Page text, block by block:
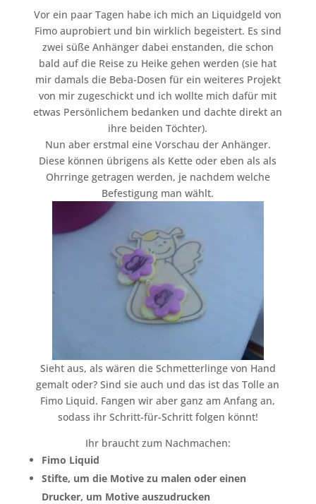
Vor ein paar Tagen habe ich mich an Liquidgeld von
Fimo auprobiert und bin wirklich begeistert. Es sind
zwei süße Anhänger dabei enstanden, die schon
bald auf die Reise zu Heike gehen werden (sie hat
mir damals die Beba-Dosen für ein weiteres Projekt
von mir zugeschickt und ich wollte mich dafür mit
etwas Persönlichem bedanken und dachte direkt an
ihre beiden Töchter).
Nun aber erstmal eine Vorschau der Anhänger.
Diese können übrigens als Kette oder eben als als
Ohrringe getragen werden, je nachdem welche
Befestigung man wählt.
Sieht aus, als wären die Schmetterlinge von Hand
gemalt oder? Sind sie auch und das ist das Tolle an
Fimo Liquid. Fangen wir aber ganz am Anfang an,
sodass ihr Schritt-für-Schritt folgen könnt!
Ihr braucht zum Nachmachen:
Fimo Liquid
Stifte, um die Motive zu malen oder einen
Drucker, um Motive auszudrucken